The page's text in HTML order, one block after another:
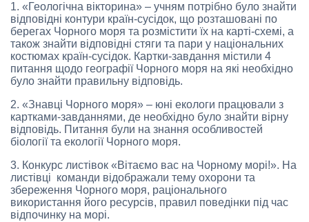
1. «Геологічна вікторина» – учням потрібно було знайти
відповідні контури країн-сусідок, що розташовані по
берегах Чорного моря та розмістити їх на карті-схемі, а
також знайти відповідні стяги та пари у національних
костюмах країн-сусідок. Картки-завдання містили 4
питання щодо географії Чорного моря на які необхідно
було знайти правильну відповідь.
2. «Знавці Чорного моря» – юні екологи працювали з
картками-завданнями, де необхідно було знайти вірну
відповідь. Питання були на знання особливостей
біології та екології Чорного моря.
3. Конкурс листівок «Вітаємо вас на Чорному морі!». На
листівці команди відображали тему охорони та
збереження Чорного моря, раціонального
використання його ресурсів, правил поведінки під час
відпочинку на морі.